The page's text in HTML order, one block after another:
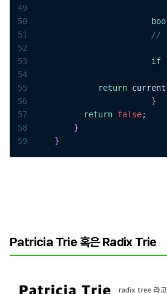
49
50
51
//
52
53
if
54
55
return current
56
}
57
return false;
58
}
59
}
Patricia Trie 혹은 Radix Trie